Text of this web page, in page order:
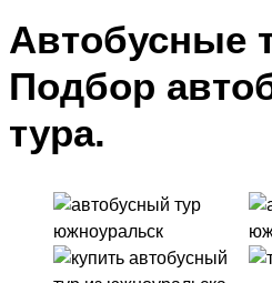
Автобусные
Подбор
тура.